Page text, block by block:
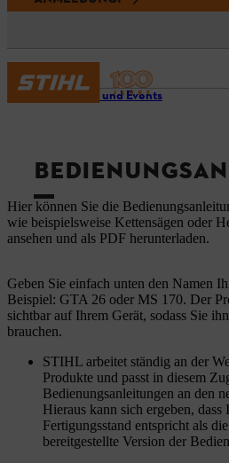
Service und Events
Hier können Sie die
wie beispielsweise Kettensägen oder
ansehen und als PDF herunterladen.
Geben Sie einfach unten den Namen
Beispiel: GTA 26 oder MS 170. Der
sichtbar auf Ihrem Gerät, sodass Sie
brauchen.
STIHL arbeitet ständig an der
Produkte und passt in diesem
Bedienungsanleitungen an den
Hieraus kann sich ergeben,
Fertigungsstand entspricht als
bereitgestellte Version der